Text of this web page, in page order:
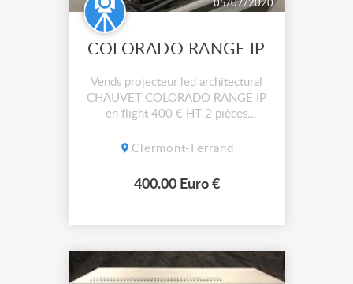
05/07/2020
COLORADO RANGE IP
Vends projecteur led architectural
CHAUVET COLORADO RANGE IP
en flight 400 € HT 2 pièces
Clermont-Ferrand
400.00 Euro €